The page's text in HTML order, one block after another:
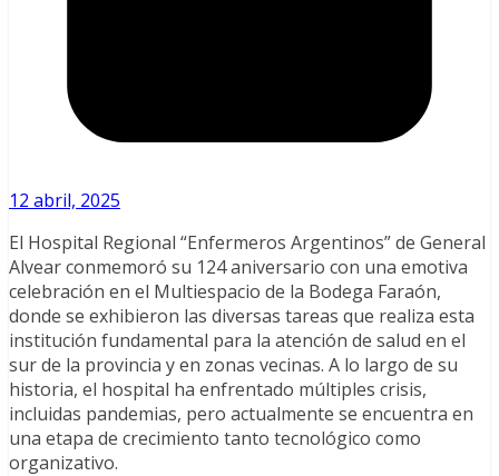
12 abril, 2025
El Hospital Regional “Enfermeros Argentinos” de General
Alvear conmemoró su 124 aniversario con una emotiva
celebración en el Multiespacio de la Bodega Faraón,
donde se exhibieron las diversas tareas que realiza esta
institución fundamental para la atención de salud en el
sur de la provincia y en zonas vecinas. A lo largo de su
historia, el hospital ha enfrentado múltiples crisis,
incluidas pandemias, pero actualmente se encuentra en
una etapa de crecimiento tanto tecnológico como
organizativo.